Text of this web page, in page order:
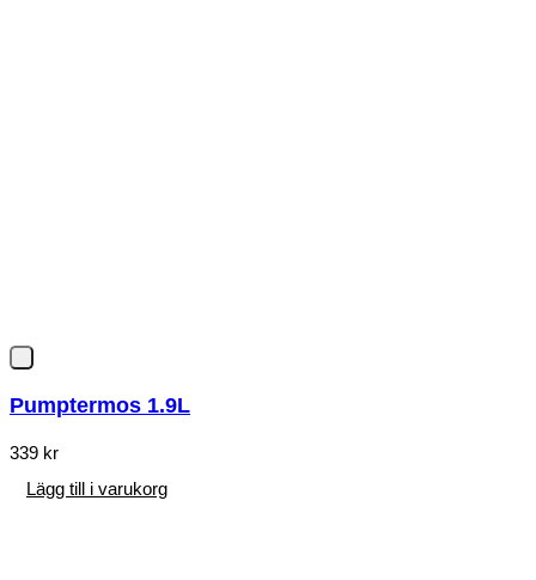
Pumptermos 1.9L
339 kr
Lägg till i varukorg